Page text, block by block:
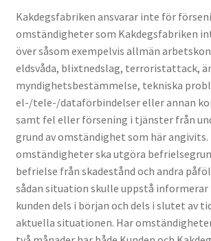
Kakdegsfabriken ansvarar inte för
omständigheter som Kakdegsfabriken
över såsom exempelvis allmän
eldsvåda, blixtnedslag, terroristattack,
myndighetsbestämmelse, tekniska
el-/tele-/dataförbindelser eller annan
samt fel eller försening i tjänster från
grund av omständighet som här angivits.
omständigheter ska utgöra
befrielse från skadestånd och andra
sådan situation skulle uppstå informerar
kunden dels i början och dels i slutet av
aktuella situationen. Har